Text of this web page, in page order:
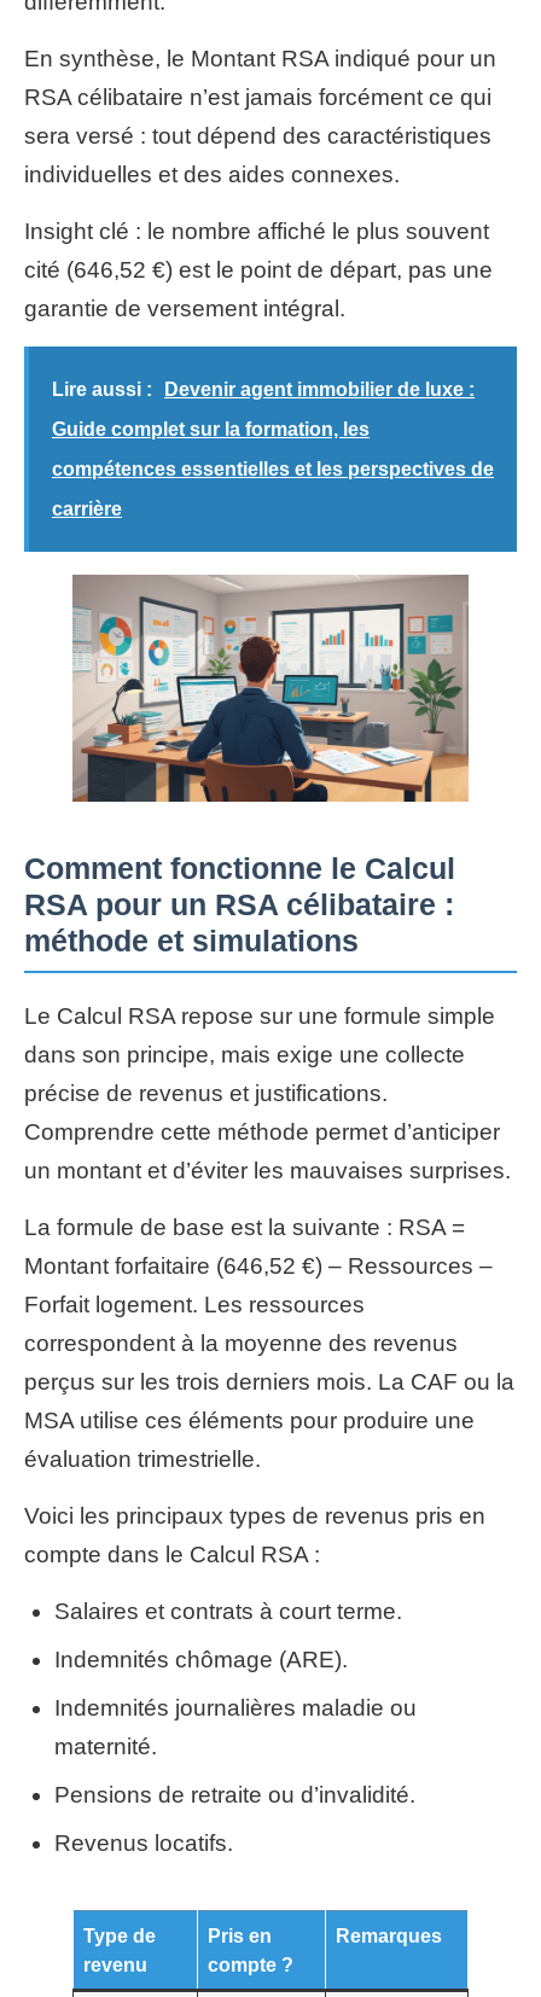
En synthèse, le Montant RSA indiqué pour un
RSA célibataire n’est jamais forcément ce qui
sera versé : tout dépend des caractéristiques
individuelles et des aides connexes.
Insight clé : le nombre affiché le plus souvent
cité (646,52 €) est le point de départ, pas une
garantie de versement intégral.
Lire aussi :
Devenir agent immobilier de luxe :
Guide complet sur la formation, les
compétences essentielles et les perspectives de
carrière
Comment fonctionne le Calcul
RSA pour un RSA célibataire :
méthode et simulations
Le Calcul RSA repose sur une formule simple
dans son principe, mais exige une collecte
précise de revenus et justifications.
Comprendre cette méthode permet d’anticiper
un montant et d’éviter les mauvaises surprises.
La formule de base est la suivante : RSA =
Montant forfaitaire (646,52 €) – Ressources –
Forfait logement. Les ressources
correspondent à la moyenne des revenus
perçus sur les trois derniers mois. La CAF ou la
MSA utilise ces éléments pour produire une
évaluation trimestrielle.
Voici les principaux types de revenus pris en
compte dans le Calcul RSA :
Salaires et contrats à court terme.
Indemnités chômage (ARE).
Indemnités journalières maladie ou
maternité.
Pensions de retraite ou d’invalidité.
Revenus locatifs.
Type de
revenu
Pris en
compte ?
Remarques